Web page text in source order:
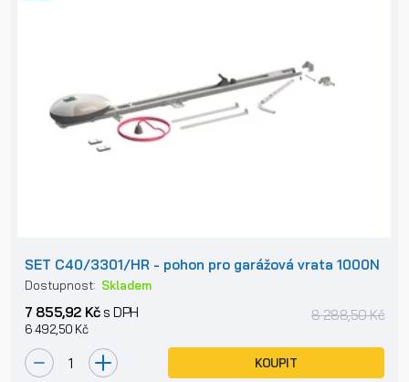
SET C40/3301/HR - pohon pro garážová vrata 1000N
Dostupnost: Skladem
7 855,92 Kčs DPH
6 492,50 Kč
8 288,50 Kč
KOUPIT